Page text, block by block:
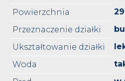
Powierzchnia
Przeznaczenie działki
Ukształtowanie działki
Woda